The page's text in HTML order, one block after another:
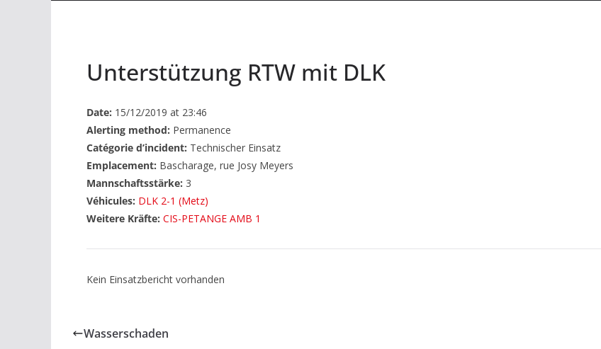
Unterstützung RTW mit DLK
Date: 15/12/2019 at 23:46
Alerting method: Permanence
Catégorie d’incident: Technischer Einsatz
Emplacement: Bascharage, rue Josy Meyers
Mannschaftsstärke: 3
Véhicules: DLK 2-1 (Metz)
Weitere Kräfte: CIS-PETANGE AMB 1
Kein Einsatzbericht vorhanden
Wasserschaden